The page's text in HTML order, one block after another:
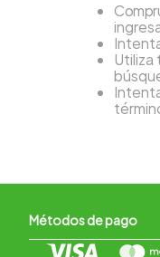
Utiliza
Métodos de pago